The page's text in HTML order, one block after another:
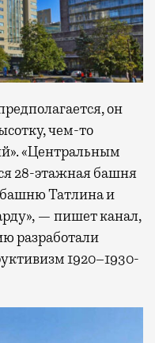
он
чем-то
«Центральным
28-этажная башня
Татлина и
— пишет канал,
разработали
1920–1930-